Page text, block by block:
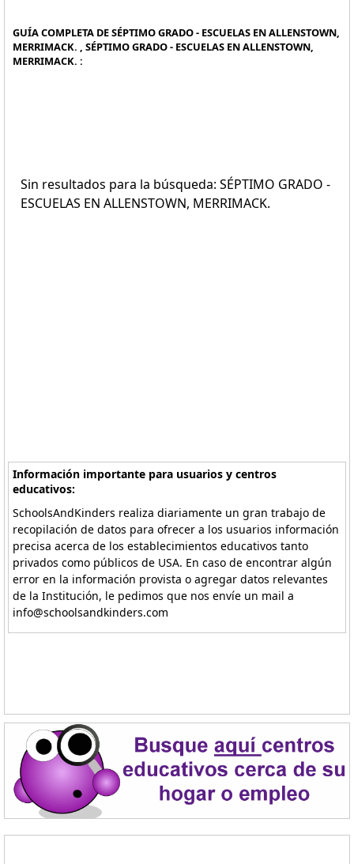
GUÍA COMPLETA DE SÉPTIMO GRADO - ESCUELAS EN ALLENSTOWN,
MERRIMACK. , SÉPTIMO GRADO - ESCUELAS EN ALLENSTOWN,
MERRIMACK. :
Sin resultados para la búsqueda: SÉPTIMO GRADO -
ESCUELAS EN ALLENSTOWN, MERRIMACK.
Información importante para usuarios y centros
educativos:
SchoolsAndKinders realiza diariamente un gran trabajo de
recopilación de datos para ofrecer a los usuarios información
precisa acerca de los establecimientos educativos tanto
privados como públicos de USA. En caso de encontrar algún
error en la información provista o agregar datos relevantes
de la Institución, le pedimos que nos envíe un mail a
info@schoolsandkinders.com